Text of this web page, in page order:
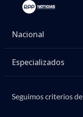
Nacional
Especializados
Seguimos criterios de